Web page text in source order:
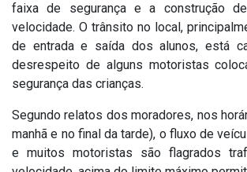
faixa de segurança e a construção
velocidade. O trânsito no local,
de entrada e saída dos alunos, está
desrespeito de alguns motoristas
segurança das crianças.
Segundo relatos dos moradores, nos
manhã e no final da tarde), o fluxo de
e muitos motoristas são flagrados